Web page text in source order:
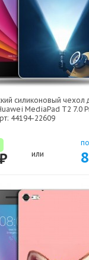
силиконовый чехол
MediaPad T2 7.0
44194-22609
или